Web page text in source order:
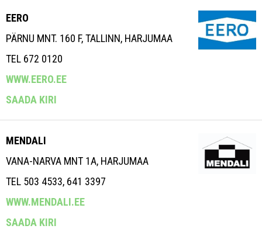
EERO
PÄRNU MNT. 160 F, TALLINN, HARJUMAA
TEL 672 0120
WWW.EERO.EE
SAADA KIRI
MENDALI
VANA-NARVA MNT 1A, HARJUMAA
TEL 503 4533, 641 3397
WWW.MENDALI.EE
SAADA KIRI